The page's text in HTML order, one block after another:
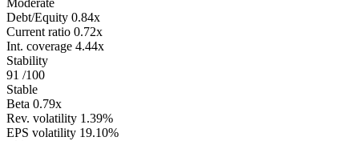
Moderate
Debt/Equity 0.84x
Current ratio 0.72x
Int. coverage 4.44x
Stability
91 /100
Stable
Beta 0.79x
Rev. volatility 1.39%
EPS volatility 19.10%